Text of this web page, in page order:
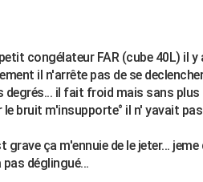
congélateur FAR (cube 40L) il y
il n'arrête pas de se
degrés... il fait froid mais sans
le bruit m'insupporte° il n' yavait pas
grave ça m'ennuie de le jeter...
déglingué...